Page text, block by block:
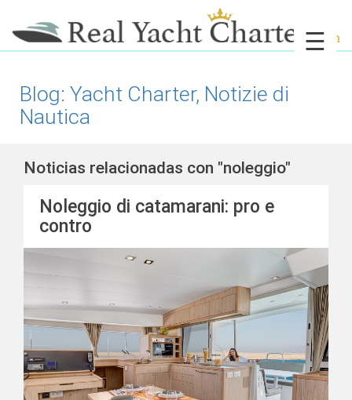
☰
Blog: Yacht Charter, Notizie di
Nautica
Noticias relacionadas con "noleggio"
Noleggio di catamarani: pro e
contro